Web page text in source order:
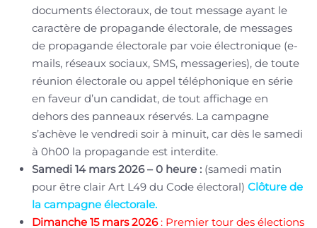
documents électoraux, de tout message ayant le
caractère de propagande électorale, de messages
de propagande électorale par voie électronique (e-
mails, réseaux sociaux, SMS, messageries), de toute
réunion électorale ou appel téléphonique en série
en faveur d’un candidat, de tout affichage en
dehors des panneaux réservés. La campagne
s’achève le vendredi soir à minuit, car dès le samedi
à 0h00 la propagande est interdite.
Samedi 14 mars 2026 – 0 heure : (samedi matin
pour être clair Art L49 du Code électoral) Clôture de
la campagne électorale.
Dimanche 15 mars 2026: Premier tour des élections